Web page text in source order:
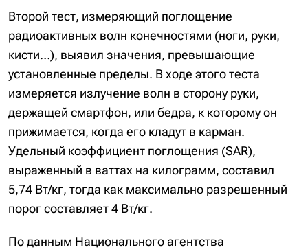
Второй тест, измеряющий поглощение
радиоактивных волн конечностями (ноги, руки,
кисти…), выявил значения, превышающие
установленные пределы. В ходе этого теста
измеряется излучение волн в сторону руки,
держащей смартфон, или бедра, к которому он
прижимается, когда его кладут в карман.
Удельный коэффициент поглощения (SAR),
выраженный в ваттах на килограмм, составил
5,74 Вт/кг, тогда как максимально разрешенный
порог составляет 4 Вт/кг.
По данным Национального агентства